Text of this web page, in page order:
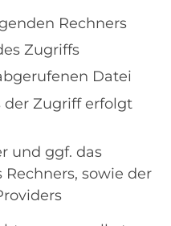
Rechners
Zugriffs
Datei
der Zugriff erfolgt
und ggf. das
sowie der